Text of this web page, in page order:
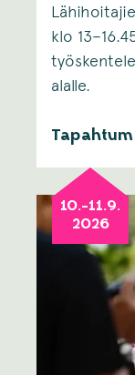
klo
alalle. ​
10.-11.9.
2026